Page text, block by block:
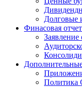
Долговые
Финасовая
Заявление
Политика